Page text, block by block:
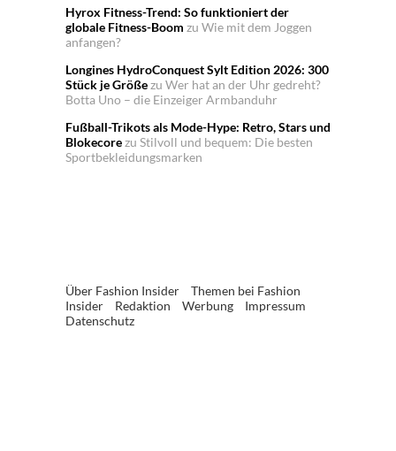
Hyrox Fitness-Trend: So funktioniert der
globale Fitness-Boom zu Wie mit dem Joggen
anfangen?
Longines HydroConquest Sylt Edition 2026: 300
Stück je Größezu Wer hat an der Uhr gedreht?
Botta Uno – die Einzeiger Armbanduhr
Fußball-Trikots als Mode-Hype: Retro, Stars und
Blokecorezu Stilvoll und bequem: Die besten
Sportbekleidungsmarken
Über Fashion Insider
Themen bei Fashion
Insider
Redaktion Werbung
Impressum
Datenschutz